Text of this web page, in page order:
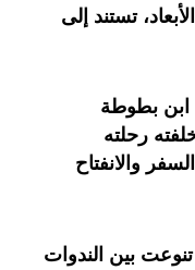
تستند إلى
ابن بطوطة
رحلته
والانفتاح
أن الفضاءات الثقافية احتضنت أزيد من 300 فقرة تنوعت بين الندوات